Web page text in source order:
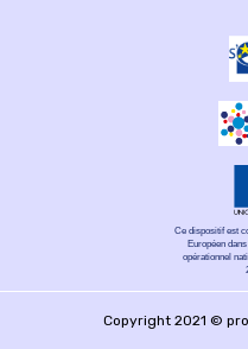
Ce dispositif est
Européen
opérationnel
Copyright 2021 ©